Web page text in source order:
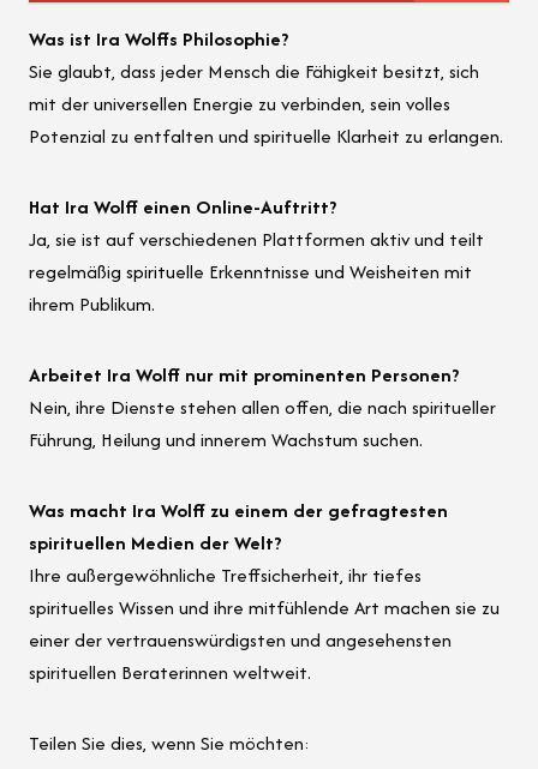
Was ist Ira Wolffs Philosophie?
Sie glaubt, dass jeder Mensch die Fähigkeit besitzt, sich
mit der universellen Energie zu verbinden, sein volles
Potenzial zu entfalten und spirituelle Klarheit zu erlangen.
Hat Ira Wolff einen Online-Auftritt?
Ja, sie ist auf verschiedenen Plattformen aktiv und teilt
regelmäßig spirituelle Erkenntnisse und Weisheiten mit
ihrem Publikum.
Arbeitet Ira Wolff nur mit prominenten Personen?
Nein, ihre Dienste stehen allen offen, die nach spiritueller
Führung, Heilung und innerem Wachstum suchen.
Was macht Ira Wolff zu einem der gefragtesten
spirituellen Medien der Welt?
Ihre außergewöhnliche Treffsicherheit, ihr tiefes
spirituelles Wissen und ihre mitfühlende Art machen sie zu
einer der vertrauenswürdigsten und angesehensten
spirituellen Beraterinnen weltweit.
Teilen Sie dies, wenn Sie möchten: